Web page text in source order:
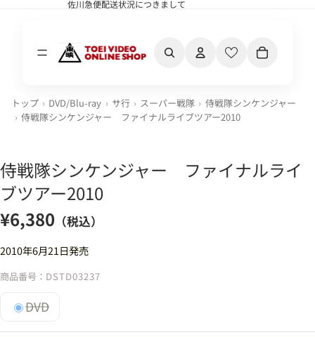
佐川急便配送状況につきまして
佐川急便配送状況につきまして
トップ DVD/Blu-ray サ行 スーパー戦隊
侍戦隊シンケンジャー
侍戦隊シンケンジャー ファイナルライブツアー2010
侍戦隊シンケンジャー ファイナルライ
ブツアー2010
¥6,380 （税込）
2010年6月21日発売
商品番号： DSTD03237
DVD